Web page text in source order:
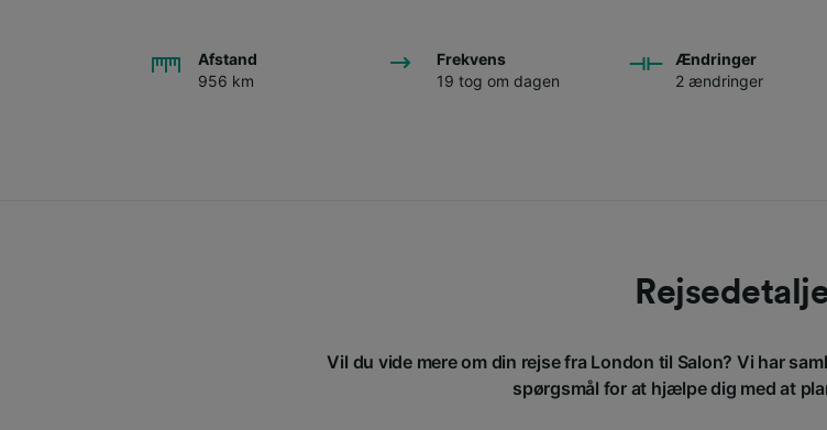
Afstand
956 km
Frekvens
19 tog om dagen
Ændringer
2 ændringer
Vil du vide mere om din rejse fra London til Salon? Vi har
spørgsmål for at hjælpe dig med at